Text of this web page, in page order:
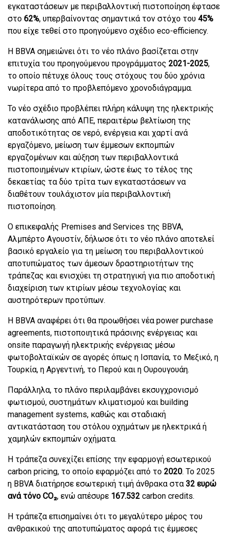
εγκαταστάσεων με περιβαλλοντική πιστοποίηση έφτασε
στο 62%, υπερβαίνοντας σημαντικά τον στόχο του 45%
που είχε τεθεί στο προηγούμενο σχέδιο eco-efficiency.
Η BBVA σημειώνει ότι το νέο πλάνο βασίζεται στην
επιτυχία του προηγούμενου προγράμματος 2021-2025,
το οποίο πέτυχε όλους τους στόχους του δύο χρόνια
νωρίτερα από το προβλεπόμενο χρονοδιάγραμμα.
Το νέο σχέδιο προβλέπει πλήρη κάλυψη της ηλεκτρικής
κατανάλωσης από ΑΠΕ, περαιτέρω βελτίωση της
αποδοτικότητας σε νερό, ενέργεια και χαρτί ανά
εργαζόμενο, μείωση των έμμεσων εκπομπών
εργαζομένων και αύξηση των περιβαλλοντικά
πιστοποιημένων κτιρίων, ώστε έως το τέλος της
δεκαετίας τα δύο τρίτα των εγκαταστάσεων να
διαθέτουν τουλάχιστον μία περιβαλλοντική
πιστοποίηση.
Ο επικεφαλής Premises and Services της BBVA,
Αλμπέρτο Αγουστίν, δήλωσε ότι το νέο πλάνο αποτελεί
βασικό εργαλείο για τη μείωση του περιβαλλοντικού
αποτυπώματος των άμεσων δραστηριοτήτων της
τράπεζας και ενισχύει τη στρατηγική για πιο αποδοτική
διαχείριση των κτιρίων μέσω τεχνολογίας και
αυστηρότερων προτύπων.
Η BBVA αναφέρει ότι θα προωθήσει νέα power purchase
agreements, πιστοποιητικά πράσινης ενέργειας και
onsite παραγωγή ηλεκτρικής ενέργειας μέσω
φωτοβολταϊκών σε αγορές όπως η Ισπανία, το Μεξικό, η
Τουρκία, η Αργεντινή, το Περού και η Ουρουγουάη.
Παράλληλα, το πλάνο περιλαμβάνει εκσυγχρονισμό
φωτισμού, συστημάτων κλιματισμού και building
management systems, καθώς και σταδιακή
αντικατάσταση του στόλου οχημάτων με ηλεκτρικά ή
χαμηλών εκπομπών οχήματα.
Η τράπεζα συνεχίζει επίσης την εφαρμογή εσωτερικού
carbon pricing, το οποίο εφαρμόζει από το 2020. Το 2025
η BBVA διατήρησε εσωτερική τιμή άνθρακα στα32 ευρώ
ανά τόνο CO₂, ενώ απέσυρε 167.532 carbon credits.
Η τράπεζα επισημαίνει ότι το μεγαλύτερο μέρος του
ανθρακικού της αποτυπώματος αφορά τις έμμεσες